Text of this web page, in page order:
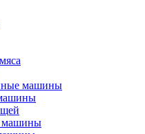
машины
машины